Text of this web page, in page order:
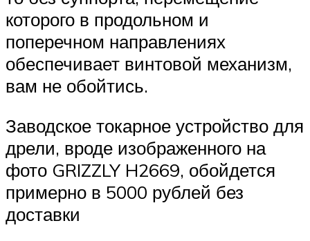
которого в продольном и
поперечном направлениях
обеспечивает винтовой механизм,
вам не обойтись.
Заводское токарное устройство для
дрели, вроде изображенного на
фото GRIZZLY H2669, обойдется
примерно в 5000 рублей без
доставки